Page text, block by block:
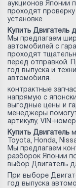
аукционов Японии
проходят
установке.
Купить Двигатель
Мы предлагаем
автомобилей с
проходят
перед отправкой.
год выпуска и
автомобиля.
контрактные
напрямую с
выгодные цены и
менеджеры
артикулу, VIN-
Купить Двигатель
Toyota, Honda,
Мы предлагаем
разборок Японии
выбор Двигатель
При выборе
год выпуска